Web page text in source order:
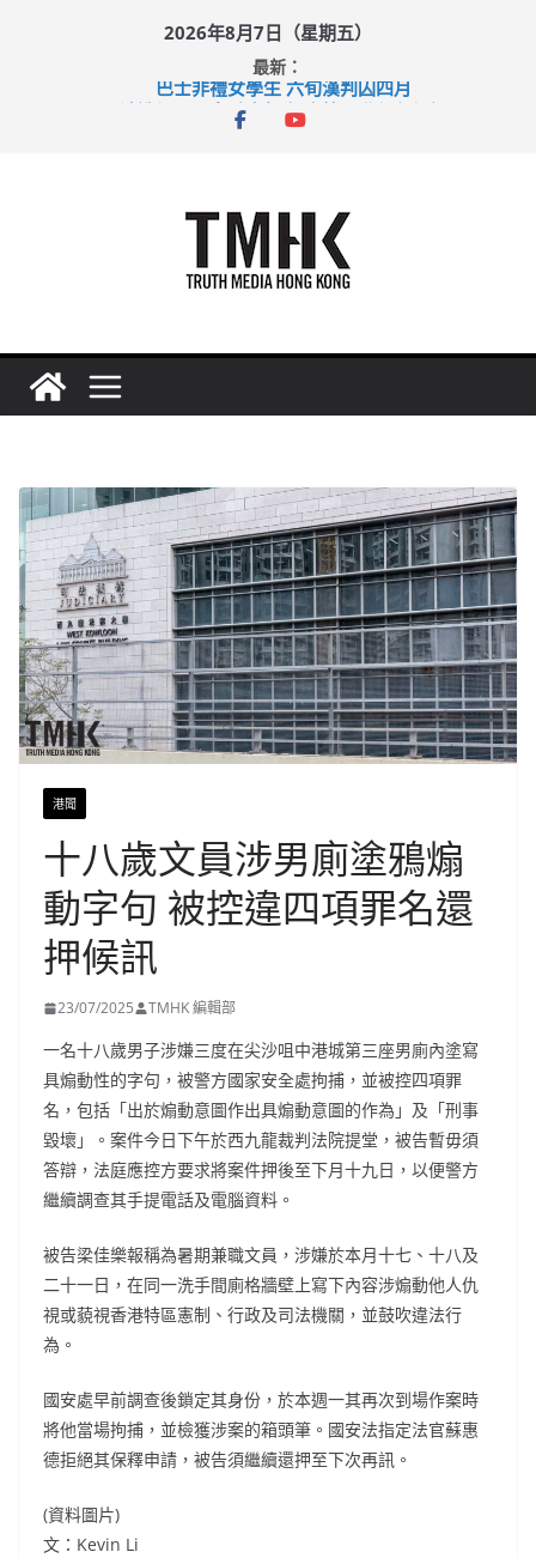
2026年8月7日（星期五）
最新：
巴士非禮女學生 六旬漢判囚四月
涉造假公屋富戶申報表 倉管員准保釋候訊
港聞
十八歲文員涉男廁塗鴉煽
動字句 被控違四項罪名還
押候訊
23/07/2025 TMHK 編輯部
一名十八歲男子涉嫌三度在尖沙咀中港城第三座男廁內塗寫
具煽動性的字句，被警方國家安全處拘捕，並被控四項罪
名，包括「出於煽動意圖作出具煽動意圖的作為」及「刑事
毀壞」。案件今日下午於西九龍裁判法院提堂，被告暫毋須
答辯，法庭應控方要求將案件押後至下月十九日，以便警方
繼續調查其手提電話及電腦資料。
被告梁佳樂報稱為暑期兼職文員，涉嫌於本月十七、十八及
二十一日，在同一洗手間廁格牆壁上寫下內容涉煽動他人仇
視或藐視香港特區憲制、行政及司法機關，並鼓吹違法行
為。
國安處早前調查後鎖定其身份，於本週一其再次到場作案時
將他當場拘捕，並檢獲涉案的箱頭筆。國安法指定法官蘇惠
德拒絕其保釋申請，被告須繼續還押至下次再訊。
(資料圖片)
文：Kevin Li